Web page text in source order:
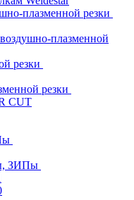
плазменной резки
плазменной
резки
резки
CUT
ЗИПы